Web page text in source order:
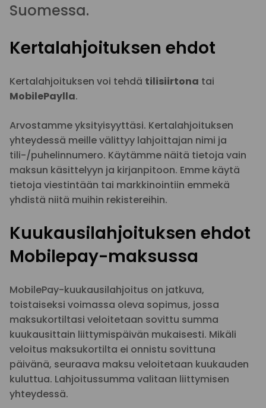
Suomessa.
Kertalahjoituksen ehdot
Kertalahjoituksen voi tehdä tilisiirtona tai
MobilePaylla.
Arvostamme yksityisyyttäsi. Kertalahjoituksen
yhteydessä meille välittyy lahjoittajan nimi ja
tili-/puhelinnumero. Käytämme näitä tietoja vain
maksun käsittelyyn ja kirjanpitoon. Emme käytä
tietoja viestintään tai markkinointiin emmekä
yhdistä niitä muihin rekistereihin.
Kuukausilahjoituksen ehdot
Mobilepay-maksussa
MobilePay-kuukausilahjoitus on jatkuva,
toistaiseksi voimassa oleva sopimus, jossa
maksukortiltasi veloitetaan sovittu summa
kuukausittain liittymispäivän mukaisesti. Mikäli
veloitus maksukortilta ei onnistu sovittuna
päivänä, seuraava maksu veloitetaan kuukauden
kuluttua. Lahjoitussumma valitaan liittymisen
yhteydessä.